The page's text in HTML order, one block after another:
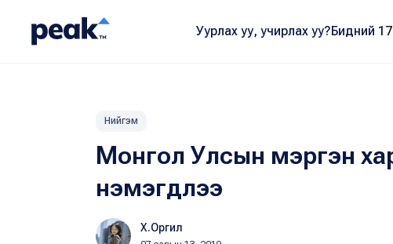
Уурлах уу, учирлах уу?Бидний
Нийгэм
Монгол Улсын мэргэн
нэмэгдлээ
Х.Оргил